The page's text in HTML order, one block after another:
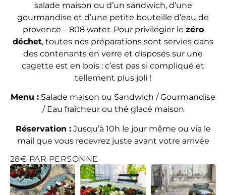
salade maison ou d’un sandwich, d’une
gourmandise et d’une petite bouteille d’eau de
provence – 808 water. Pour privilégier le zéro
déchet, toutes nos préparations sont servies dans
des contenants en verre et disposés sur une
cagette est en bois : c’est pas si compliqué et
tellement plus joli !
Menu : Salade maison ou Sandwich / Gourmandise
/ Eau fraîcheur ou thé glacé maison
Réservation :Jusqu’à 10h le jour même ou via le
mail que vous recevrez juste avant votre arrivée
28€ PAR PERSONNE